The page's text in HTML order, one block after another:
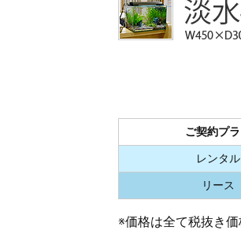
ご契約プ
レンタル
リース
※価格は全て税抜き価